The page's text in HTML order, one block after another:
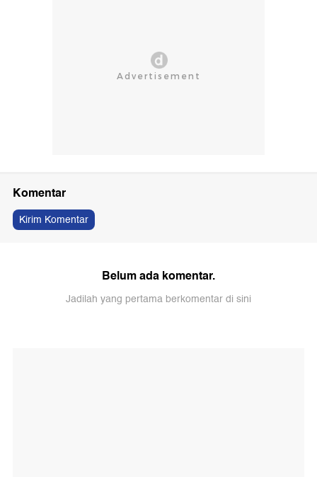
Komentar
Kirim Komentar
Belum ada komentar.
Jadilah yang pertama berkomentar di sini